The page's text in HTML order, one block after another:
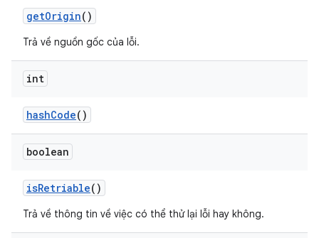
getOrigin()
Trả về nguồn gốc của lỗi.
int
hashCode()
boolean
isRetriable()
Trả về thông tin về việc có thể thử lại lỗi hay không.